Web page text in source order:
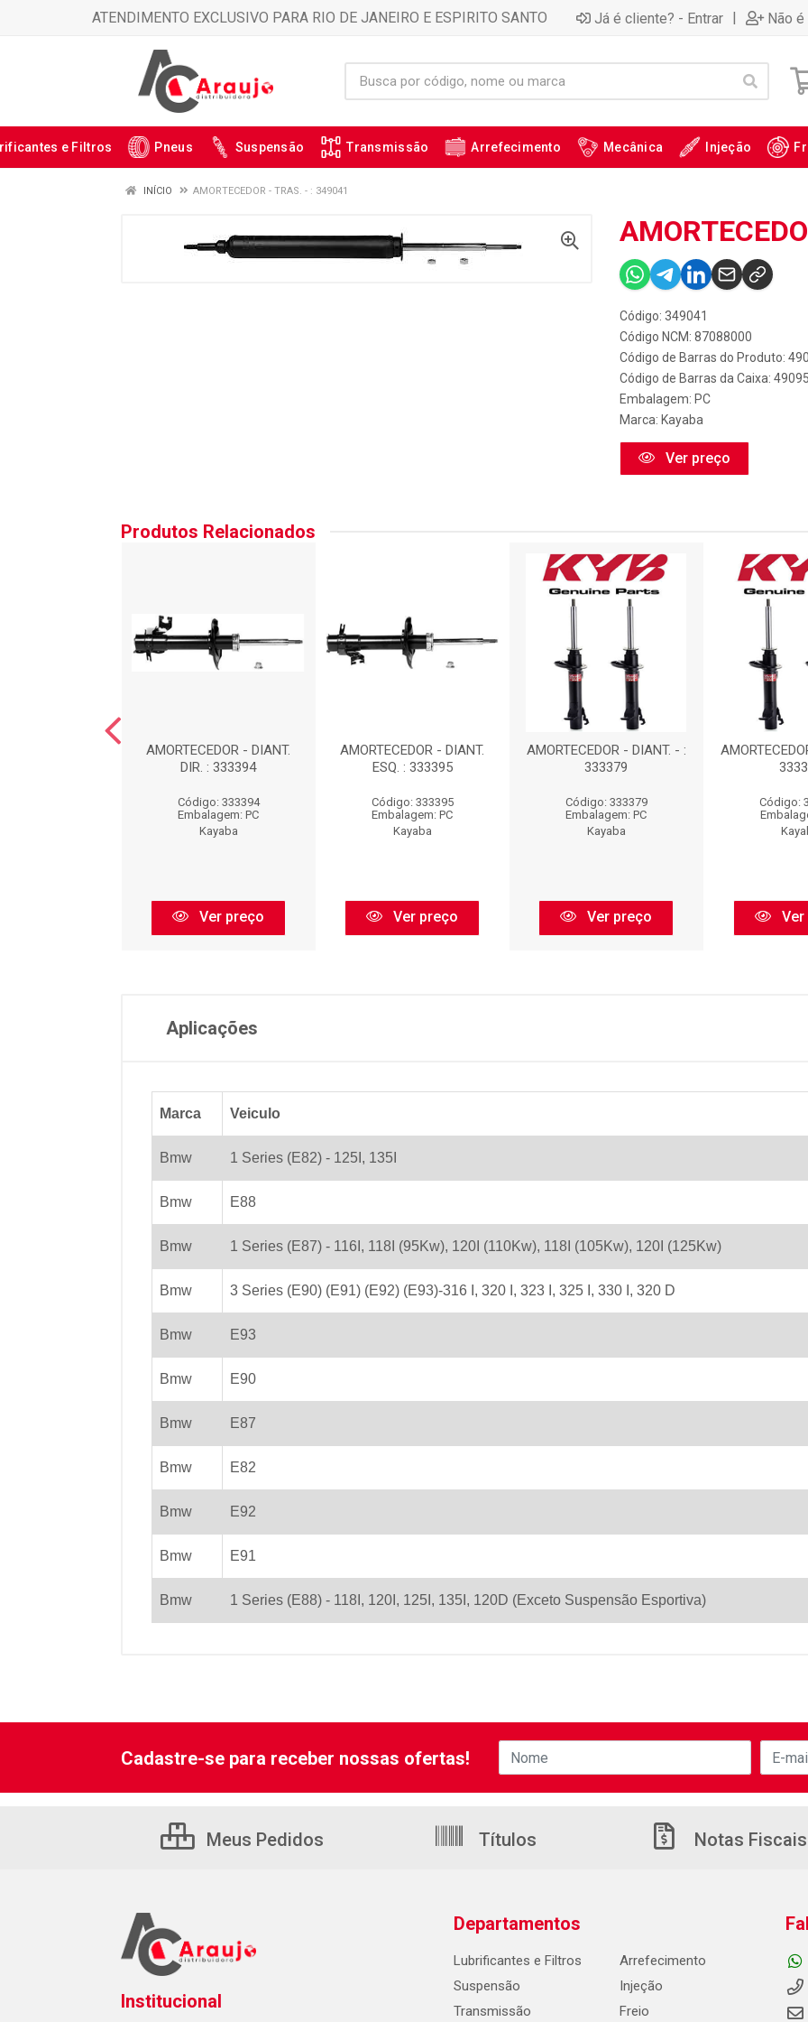
ATENDIMENTO EXCLUSIVO PARA RIO DE JANEIRO E ESPIRITO SANTO Já é cliente? - Entrar | Não
e Filtros Pneus Suspensão Transmissão Arrefecimento Mecânica Injeção
INÍCIO AMORTECEDOR - TRAS. - : 349041
Código: 349041
Código NCM: 87088000
Código de Barras do Produto:
Código de Barras da Caixa:
Embalagem: PC
Marca: Kayaba
Ver preço
Produtos Relacionados
AMORTECEDOR - DIANT.
DIR. : 333394
Código: 333394
Embalagem: PC
Kayaba
Ver preço
AMORTECEDOR - DIANT.
ESQ. : 333395
Código: 333395
Embalagem: PC
Kayaba
Ver preço
AMORTECEDOR - DIANT. - :
333379
Código: 333379
Embalagem: PC
Kayaba
Ver preço
Código:
Ver
Aplicações
Marca Veiculo
Bmw 1 Series (E82) - 125I, 135I
Bmw E88
Bmw 1 Series (E87) - 116I, 118I (95Kw), 120I (110Kw), 118I (105Kw), 120I (125Kw)
Bmw 3 Series (E90) (E91) (E92) (E93)-316 I, 320 I, 323 I, 325 I, 330 I, 320 D
Bmw E93
Bmw E90
Bmw E87
Bmw E82
Bmw E92
Bmw E91
Bmw 1 Series (E88) - 118I, 120I, 125I, 135I, 120D (Exceto Suspensão Esportiva)
Cadastre-se para receber nossas ofertas!
Meus Pedidos Títulos Notas Fiscais
Institucional
Departamentos
Lubrificantes e Filtros
Suspensão
Transmissão
Arrefecimento
Injeção
Freio